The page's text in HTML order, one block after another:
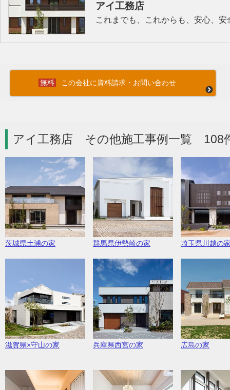
アイ工務店
これまでも、これからも、安心、安
この会社に資料請求・お問い合わせ
アイ工務店 その他施工事例一覧 108
茨城県土浦の家 群馬県伊勢崎の家 埼玉県川越の
滋賀県×守山の家 兵庫県西宮の家 広島の家